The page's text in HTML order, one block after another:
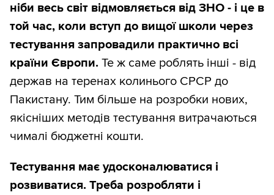
ніби весь світ відмовляється від ЗНО - і це в
той час, коли вступ до вищої школи через
тестування запровадили практично всі
країни Європи. Те ж саме роблять інші - від
держав на теренах колинього СРСР до
Пакистану. Тим більше на розробки нових,
якісніших методів тестування витрачаються
чималі бюджетні кошти.
Тестування має удосконалюватися і
розвиватися. Треба розробляти і